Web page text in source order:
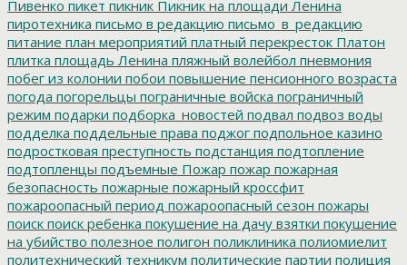
Пивенко пикет пикник Пикник на площади Ленина
пиротехника письмо в редакцию письмо_в_редакцию
питание план мероприятий платный перекресток Платон
плитка площадь Ленина пляжный волейбол пневмония
побег из колонии побои повышение пенсионного возраста
погода погорельцы пограничные войска пограничный
режим подарки подборка_новостей подвал подвоз воды
подделка поддельные права поджог подпольное казино
подростковая преступность подстанция подтопление
подтопленцы подъемные Пожар пожар пожарная
безопасность пожарные пожарный кроссфит
пожароопасный период пожароопасный сезон пожары
поиск поиск ребенка покушение на дачу взятки покушение
на убийство полезное полигон поликлиника полиомиелит
политехнический техникум политические партии полиция